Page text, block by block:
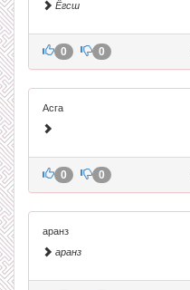
Ёгсш
0 0
Асга
0 0
аранз
аранз